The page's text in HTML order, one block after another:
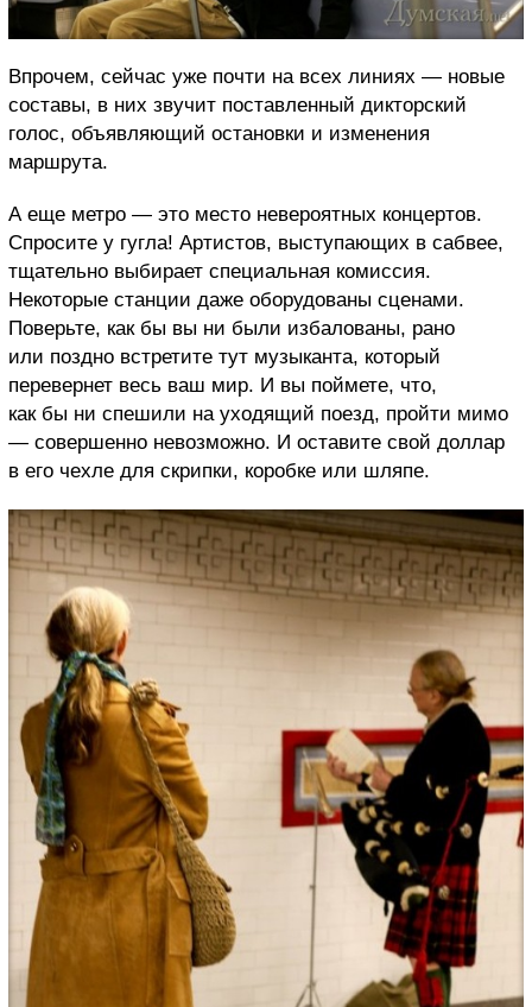
Впрочем, сейчас уже почти на всех линиях — новые
составы, в них звучит поставленный дикторский
голос, объявляющий остановки и изменения
маршрута.
А еще метро — это место невероятных концертов.
Спросите у гугла! Артистов, выступающих в сабвее,
тщательно выбирает специальная комиссия.
Некоторые станции даже оборудованы сценами.
Поверьте, как бы вы ни были избалованы, рано
или поздно встретите тут музыканта, который
перевернет весь ваш мир. И вы поймете, что,
как бы ни спешили на уходящий поезд, пройти мимо
— совершенно невозможно. И оставите свой доллар
в его чехле для скрипки, коробке или шляпе.